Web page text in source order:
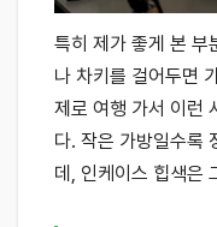
특히 제가 좋게 본 부
나 차키를 걸어두면
제로 여행 가서 이런
다. 작은 가방일수록
데, 인케이스 힙색은